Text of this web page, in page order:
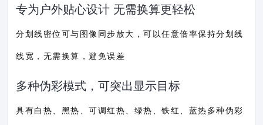
专为户外贴心设计 无需换算更轻松
分划线密位可与图像同步放大，可以任意倍率保持分划线
线宽，无需换算，避免误差
多种伪彩模式，可突出显示目标
具有白热、黑热、可调红热、绿热、铁红、蓝热多种伪彩